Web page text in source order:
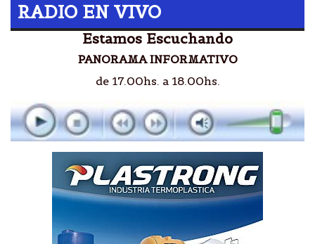
RADIO EN VIVO
Estamos Escuchando
PANORAMA INFORMATIVO
de 17.00hs. a 18.00hs.